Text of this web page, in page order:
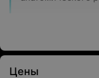
Цены